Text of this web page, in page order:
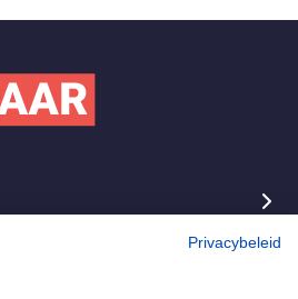
Privacybeleid